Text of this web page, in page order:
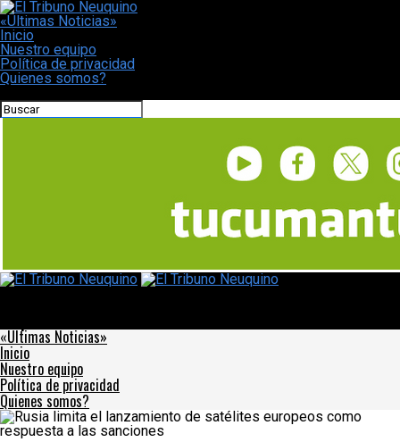
«Últimas Noticias»
Inicio
Nuestro equipo
Política de privacidad
Quienes somos?
«Últimas Noticias»
Inicio
Nuestro equipo
Política de privacidad
Quienes somos?